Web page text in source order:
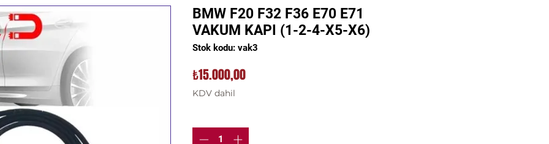
BMW F20 F32 F36 E70 E71
VAKUM KAPI (1-2-4-X5-X6)
Stok kodu: vak3
₺15.000,00Fiyat
KDV dahil